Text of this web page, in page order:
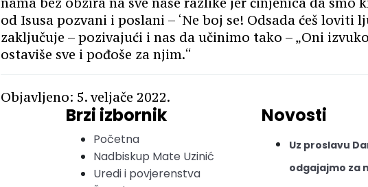
od Isusa pozvani i poslani – ‘Ne boj se! Odsada ćeš loviti
zaključuje – pozivajući i nas da učinimo tako – „Oni
ostaviše sve i pođoše za njim.“
Objavljeno: 5. veljače 2022.
Brzi izbornik
Početna
Nadbiskup Mate Uzinić
Uredi i povjerenstva
Novosti
Uz proslavu
odgajajmo za